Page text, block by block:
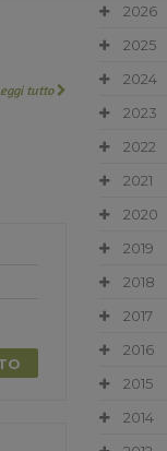
tutto
2026
2025
2024
2023
2022
2021
2020
2019
2018
2017
2016
2015
2014